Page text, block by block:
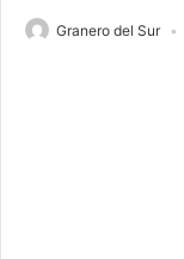
Granero del Sur